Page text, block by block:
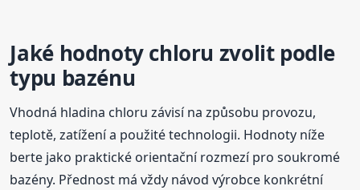
Jaké hodnoty chloru zvolit podle
typu bazénu
Vhodná hladina chloru závisí na způsobu provozu,
teplotě, zatížení a použité technologii. Hodnoty níže
berte jako praktické orientační rozmezí pro soukromé
bazény. Přednost má vždy návod výrobce konkrétní